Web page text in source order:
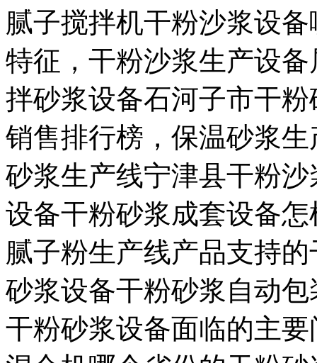
腻子搅拌机干粉沙浆设
特征，干粉沙浆生产设
拌砂浆设备石河子市干
销售排行榜，保温砂浆
砂浆生产线宁津县干粉
设备干粉砂浆成套设备
腻子粉生产线产品支持
砂浆设备干粉砂浆自动
干粉砂浆设备面临的主